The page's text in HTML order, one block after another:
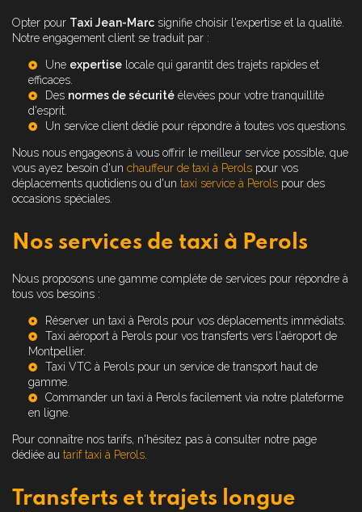
Opter pour Taxi Jean-Marc signifie choisir l'expertise et la qualité.
Notre engagement client se traduit par :
Une expertise locale qui garantit des trajets rapides et
efficaces.
Des normes de sécurité élevées pour votre tranquillité
d'esprit.
Un service client dédié pour répondre à toutes vos questions.
Nous nous engageons à vous offrir le meilleur service possible, que
vous ayez besoin d'un chauffeur de taxi à Perols pour vos
déplacements quotidiens ou d'un taxi service à Perols pour des
occasions spéciales.
Nos services de taxi à Perols
Nous proposons une gamme complète de services pour répondre à
tous vos besoins :
Réserver un taxi à Perols pour vos déplacements immédiats.
Taxi aéroport à Perols pour vos transferts vers l'aéroport de
Montpellier.
Taxi VTC à Perols pour un service de transport haut de
gamme.
Commander un taxi à Perols facilement via notre plateforme
en ligne.
Pour connaître nos tarifs, n'hésitez pas à consulter notre page
dédiée au tarif taxi à Perols
Transferts et trajets longue